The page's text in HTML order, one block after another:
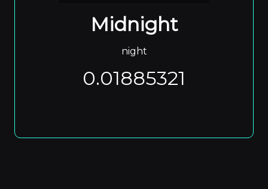
Midnight
night
0.01885321